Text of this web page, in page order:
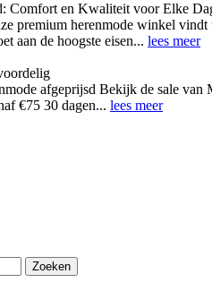
Comfort en Kwaliteit voor Elke
premium herenmode winkel vindt
aan de hoogste eisen... lees meer
afgeprijsd Bekijk de sale
€75 30 dagen... lees meer
Zoeken